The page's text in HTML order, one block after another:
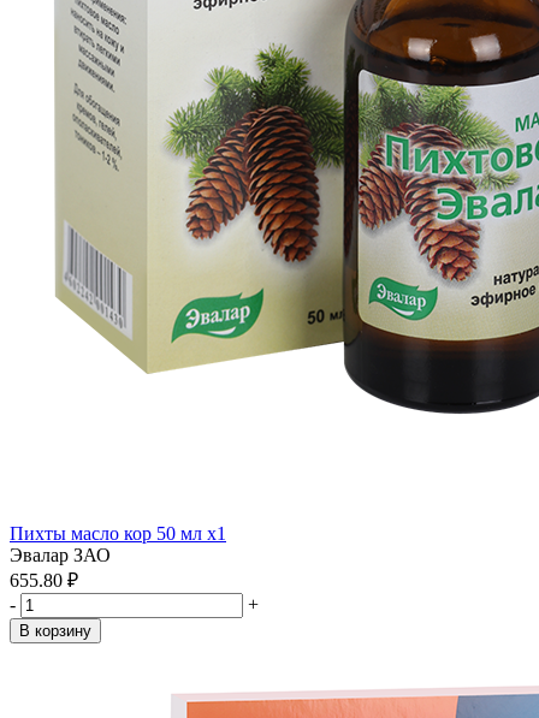
Пихты масло кор 50 мл x1
Эвалар ЗАО
655.80 ₽
-
+
В корзину